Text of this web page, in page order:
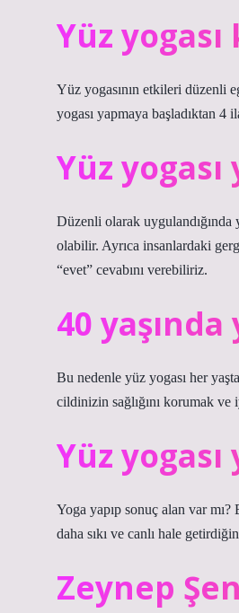
Yüz
Yüz yogasının etkileri düzenli
yogası yapmaya başladıktan
Yüz
Düzenli olarak
olabilir. Ayrıca insanlardaki
“evet” cevabını verebiliriz.
40 yaşında
Bu nedenle yüz yogası her
cildinizin sağlığını korumak
Yüz
Yoga yapıp sonuç alan var
daha sıkı ve canlı hale
Zeynep